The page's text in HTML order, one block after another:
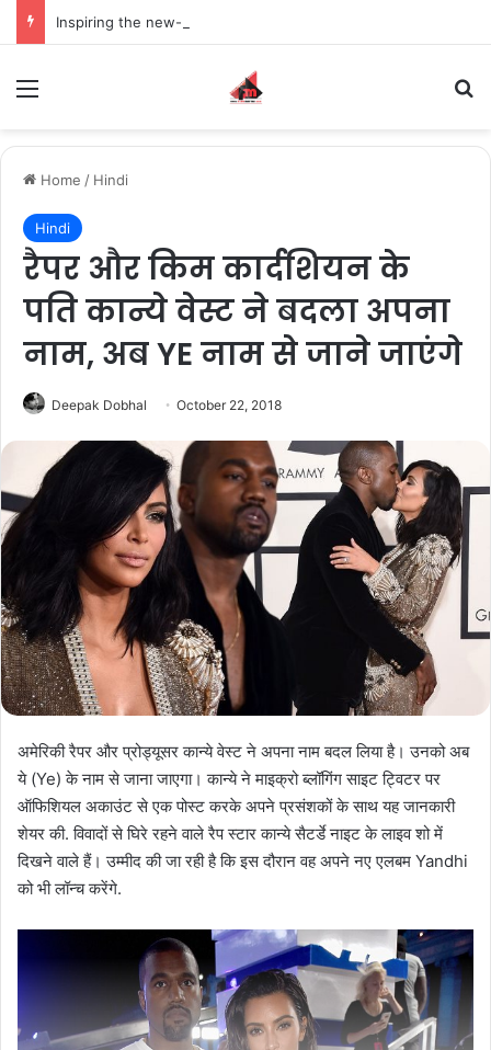
Home / Hindi
Hindi
रैपर और किम कार्दशियन के
पति कान्ये वेस्ट ने बदला अपना
नाम, अब YE नाम से जाने जाएंगे
Deepak Dobhal October 22, 2018
अमेरिकी रैपर और प्रोड्यूसर कान्ये वेस्ट ने अपना नाम बदल लिया है। उनको अब
ये (Ye) के नाम से जाना जाएगा। कान्ये ने माइक्रो ब्लॉगिंग साइट ट्विटर पर
ऑफिशियल अकाउंट से एक पोस्ट करके अपने प्रसंशकों के साथ यह जानकारी
शेयर की. विवादों से घिरे रहने वाले रैप स्टार कान्ये सैटर्डे नाइट के लाइव शो में
दिखने वाले हैं। उम्मीद की जा रही है कि इस दौरान वह अपने नए एलबम Yandhi
को भी लॉन्च करेंगे.